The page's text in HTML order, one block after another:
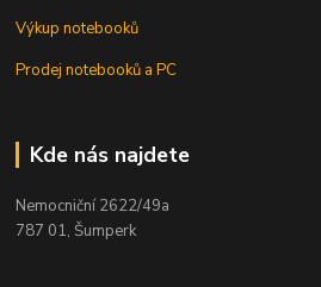
Výkup notebooků
Prodej notebooků a PC
Kde nás najdete
Nemocniční 2622/49a
787 01, Šumperk